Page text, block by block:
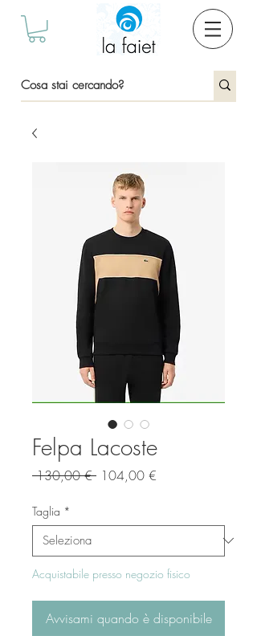
Felpa Lacoste
130,00 € Prezzo
104,00 €
Taglia *
Acquistabile presso negozio fisico
Avvisami quando è disponibile